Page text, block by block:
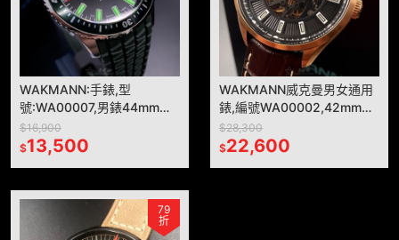
WAKMANN:手錶,型
號:WA00007,男錶44mm深
綠色錶殼黑色錶面矽膠錶帶
款
$16,900
$13,500
WAKMANN威克曼男女通用
錶,編號WA00002,42mm玫
瑰金錶殼,咖啡色錶帶款
$28,300
$22,600
79
折